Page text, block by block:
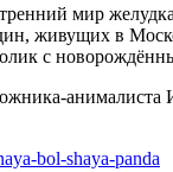
мир
живущих в
с
bol-shaya-panda